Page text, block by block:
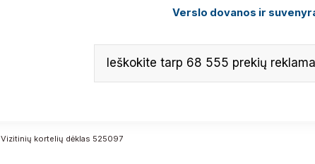
Verslo dovanos ir
Vizitinių kortelių dėklas 525097